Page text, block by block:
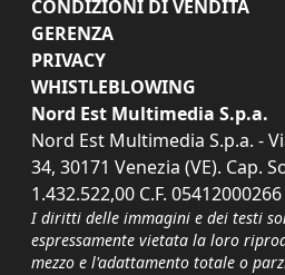
CONDIZIONI DI VENDITA
GERENZA
PRIVACY
WHISTLEBLOWING
Nord Est Multimedia S.p.a.
Nord Est Multimedia S.p.a. -
34, 30171 Venezia (VE). Cap.
1.432.522,00 C.F.
I diritti delle immagini e dei testi
espressamente vietata la loro
mezzo e l'adattamento totale o